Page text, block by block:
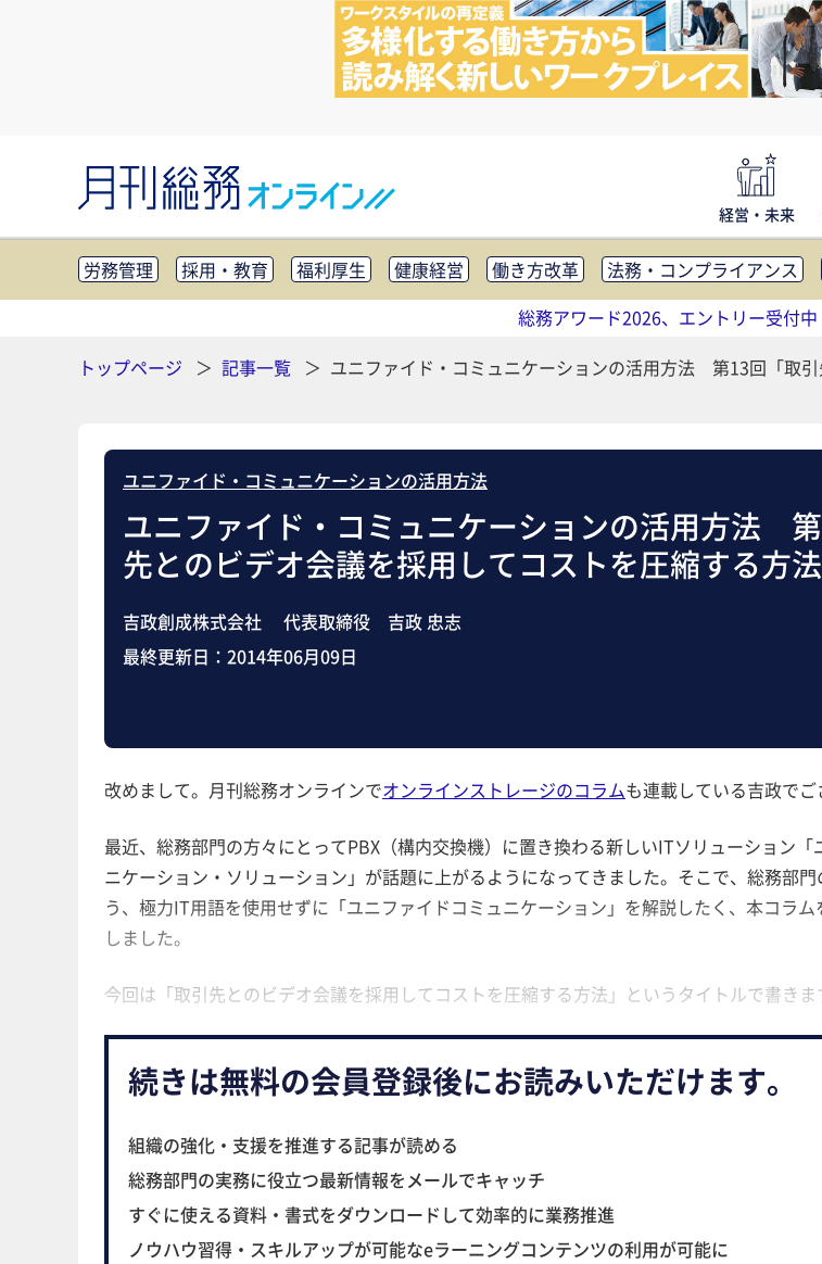
経営・未来
労務管理 採用・教育 福利厚生 健康経営 働き方改革 法務・コンプライアンス
知財管理
リスクマネジメント・BCP 社外・社内広報 社外・社内コミュニケーション
助成金・補助金・コスト削減 アウトソーシング
総務アワード2026、エントリー受付中
トップページ
記事一覧 ユニファイド・コミュニケーションの活用方法 第13回「取
ユニファイド・コミュニケーションの活用方法
ユニファイド・コミュニケーションの活用方法
先とのビデオ会議を採用してコストを圧縮する方法
吉政創成株式会社 代表取締役 吉政 忠志
最終更新日： 2014年06月09日
改めまして。月刊総務オンラインでオンラインストレージのコラムも連載している吉政でご
最近、総務部門の方々にとってPBX（構内交換機）に置き換わる新しいITソリューション「
ニケーション・ソリューション」が話題に上がるようになってきました。そこで、総務部
う、極力IT用語を使用せずに「ユニファイドコミュニケーション」を解説したく、本コラ
しました。
今回は「取引先とのビデオ会議を採用してコストを圧縮する方法」というタイトルで書きま
続きは無料の会員登録後にお読みいただけます。
組織の強化・支援を推進する記事が読める
総務部門の実務に役立つ最新情報をメールでキャッチ
すぐに使える資料・書式をダウンロードして効率的に業務推進
ノウハウ習得・スキルアップが可能なeラーニングコンテンツの利用が可能に